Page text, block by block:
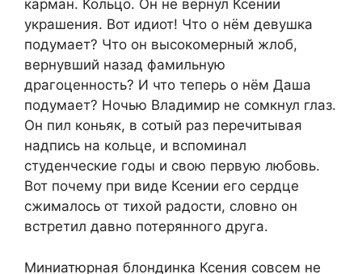
карман. Кольцо. Он не вернул Ксении
украшения. Вот идиот! Что о нём девушка
подумает? Что он высокомерный жлоб,
вернувший назад фамильную
драгоценность? И что теперь о нём Даша
подумает? Ночью Владимир не сомкнул глаз.
Он пил коньяк, в сотый раз перечитывая
надпись на кольце, и вспоминал
студенческие годы и свою первую любовь.
Вот почему при виде Ксении его сердце
сжималось от тихой радости, словно он
встретил давно потерянного друга.
Миниатюрная блондинка Ксения совсем не